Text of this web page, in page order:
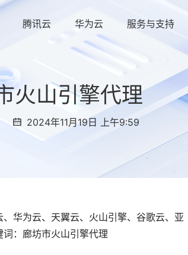
腾讯云 华为云 服务与支持
火山引擎代理
2024年11月19日 上午9:59
华为云、天翼云、火山引擎、谷歌云、亚
：廊坊市火山引擎代理